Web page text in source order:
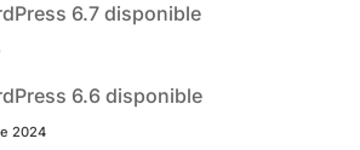
6.7 disponible
6.6 disponible
2024